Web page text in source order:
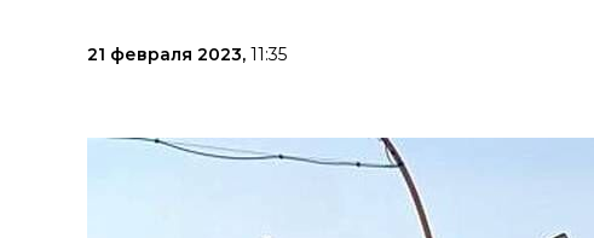
21 февраля 2023, 11:35